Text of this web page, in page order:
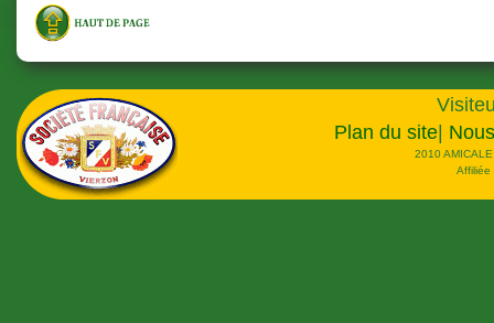
Plan du site|
2010
Affiliée